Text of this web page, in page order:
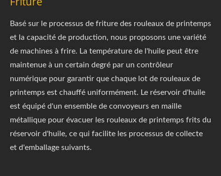
Basé sur le processus de friture des rouleaux de printemps
et la capacité de production, nous proposons une variété
de machines à frire. La température de l'huile peut être
maintenue à un certain degré par un contrôleur
numérique pour garantir que chaque lot de rouleaux de
printemps est chauffé uniformément. Le réservoir d'huile
est équipé d'un ensemble de convoyeurs en maille
métallique pour évacuer les rouleaux de printemps frits du
réservoir d'huile, ce qui facilite les processus de collecte
et d'emballage suivants.